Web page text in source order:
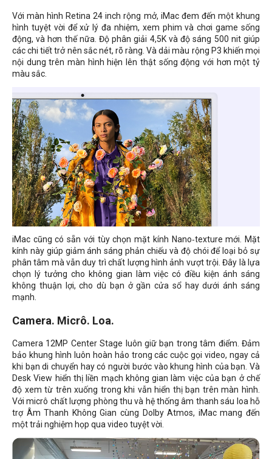
Với màn hình Retina 24 inch rộng mở, iMac đem đến một khung
hình tuyệt vời để xử lý đa nhiệm, xem phim và chơi game sống
động, và hơn thế nữa. Độ phân giải 4,5K và độ sáng 500 nit giúp
các chi tiết trở nên sắc nét, rõ ràng. Và dải màu rộng P3 khiến mọi
nội dung trên màn hình hiện lên thật sống động với hơn một tỷ
màu sắc.
iMac cũng có sẵn với tùy chọn mặt kính Nano‑texture mới. Mặt
kính này giúp giảm ánh sáng phản chiếu và độ chói để loại bỏ sự
phân tâm mà vẫn duy trì chất lượng hình ảnh vượt trội. Đây là lựa
chọn lý tưởng cho không gian làm việc có điều kiện ánh sáng
không thuận lợi, cho dù bạn ở gần cửa sổ hay dưới ánh sáng
mạnh.
Camera. Micrô. Loa.
Camera 12MP Center Stage luôn giữ bạn trong tâm điểm. Đảm
bảo khung hình luôn hoàn hảo trong các cuộc gọi video, ngay cả
khi bạn di chuyển hay có người bước vào khung hình của bạn. Và
Desk View hiển thị liền mạch không gian làm việc của bạn ở chế
độ xem từ trên xuống trong khi vẫn hiển thị bạn trên màn hình.
Với micrô chất lượng phòng thu và hệ thống âm thanh sáu loa hỗ
trợ Âm Thanh Không Gian cùng Dolby Atmos, iMac mang đến
một trải nghiệm họp qua video tuyệt vời.